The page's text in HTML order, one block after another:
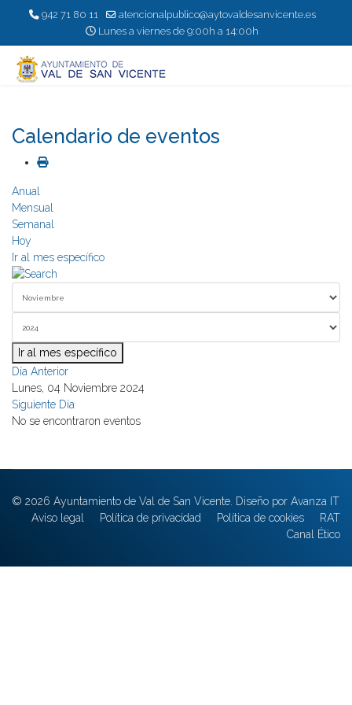
942 71 80 11
atencionalpublico@aytovaldesanvicente.es
Lunes a viernes de 9:00h a 14:00h
Calendario de eventos
Anual
Mensual
Semanal
Hoy
Ir al mes específico
Ir al mes específico
Día Anterior
Lunes, 04 Noviembre 2024
Siguiente Día
No se encontraron eventos
© 2026 Ayuntamiento de Val de San Vicente. Diseño por Avanza IT
Aviso legal
Política de privacidad Política de cookies
RAT
Canal Ético